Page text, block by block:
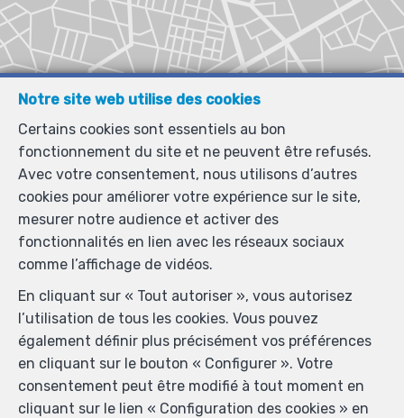
Notre site web utilise des cookies
Certains cookies sont essentiels au bon
fonctionnement du site et ne peuvent être refusés.
Avec votre consentement, nous utilisons d’autres
cookies pour améliorer votre expérience sur le site,
mesurer notre audience et activer des
fonctionnalités en lien avec les réseaux sociaux
comme l’affichage de vidéos.
En cliquant sur « Tout autoriser », vous autorisez
l’utilisation de tous les cookies. Vous pouvez
également définir plus précisément vos préférences
en cliquant sur le bouton « Configurer ». Votre
consentement peut être modifié à tout moment en
cliquant sur le lien « Configuration des cookies » en